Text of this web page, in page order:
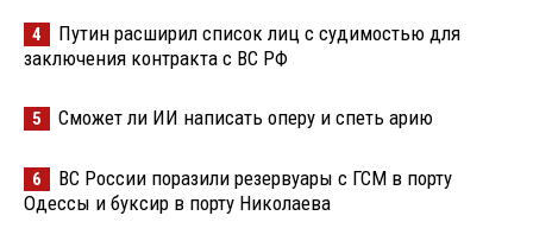
4
Путин расширил список лиц с судимостью для
заключения контракта с ВС РФ
5 Сможет ли ИИ написать оперу и спеть арию
6
ВС России поразили резервуары с ГСМ в порту
Одессы и буксир в порту Николаева